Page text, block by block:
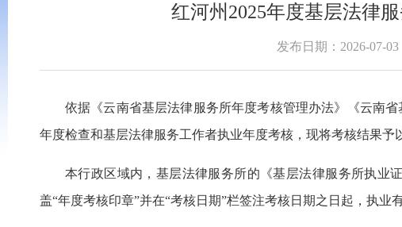
红河州2025年度基层法律
发布日期：2026-07-03
依据《云南省基层法律服务所年度考核管理办法》《云南
年度检查和基层法律服务工作者执业年度考核，现将考核结果予
本行政区域内，基层法律服务所的《基层法律服务所执业
盖“年度考核印章”并在“考核日期”栏签注考核日期之日起，执业